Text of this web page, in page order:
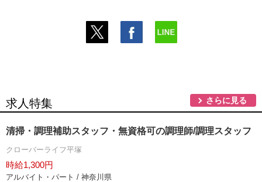
求人特集 さらに見る
清掃・調理補助スタッフ・無資格可の調理師/調理スタッフ
クローバーライフ平塚
時給1,300円
アルバイト・パート / 神奈川県